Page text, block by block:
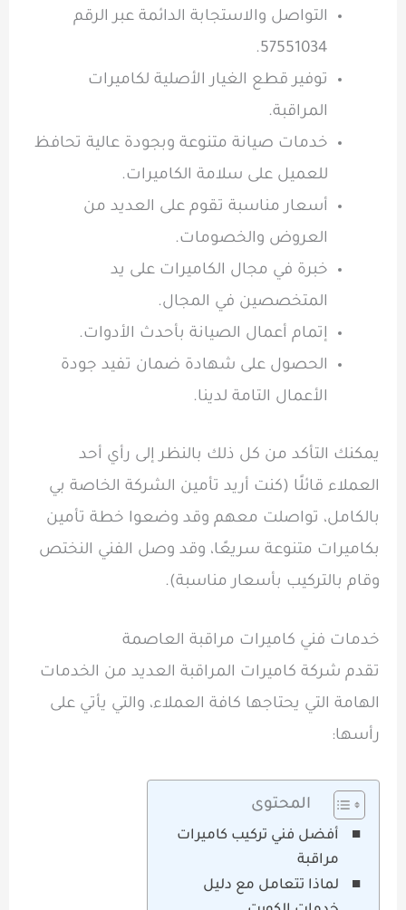
التواصل والاستجابة الدائمة عبر الرقم
57551034.
توفير قطع الغيار الأصلية لكاميرات
المراقبة.
خدمات صيانة متنوعة وبجودة عالية تحافظ
للعميل على سلامة الكاميرات.
أسعار مناسبة تقوم على العديد من
العروض والخصومات.
خبرة في مجال الكاميرات على يد
المتخصصين في المجال.
إتمام أعمال الصيانة بأحدث الأدوات.
الحصول على شهادة ضمان تفيد جودة
الأعمال التامة لدينا.
يمكنك التأكد من كل ذلك بالنظر إلى رأي أحد
العملاء قائلًا (كنت أريد تأمين الشركة الخاصة بي
بالكامل، تواصلت معهم وقد وضعوا خطة تأمين
بكاميرات متنوعة سريعًا، وقد وصل الفني النختص
وقام بالتركيب بأسعار مناسبة).
خدمات فني كاميرات مراقبة العاصمة
تقدم شركة كاميرات المراقبة العديد من الخدمات
الهامة التي يحتاجها كافة العملاء، والتي يأتي على
رأسها:
المحتوى
أفضل فني تركيب كاميرات
مراقبة
لماذا تتعامل مع دليل